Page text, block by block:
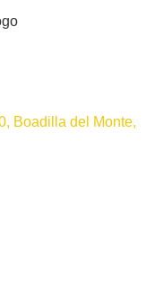
Boadilla del Monte,